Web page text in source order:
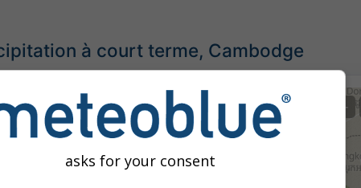
à court terme, Cambodge
+
asks for your consent